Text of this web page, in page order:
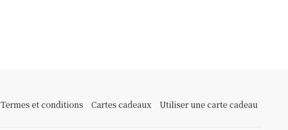
Termes et conditions Cartes cadeaux Utiliser une carte cadeau